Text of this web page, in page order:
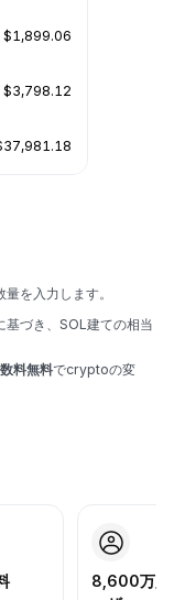
$1,899.06
$3,798.12
を入力します。
基づき、SOL建ての相当
料無料でcryptoの変
8,600万人